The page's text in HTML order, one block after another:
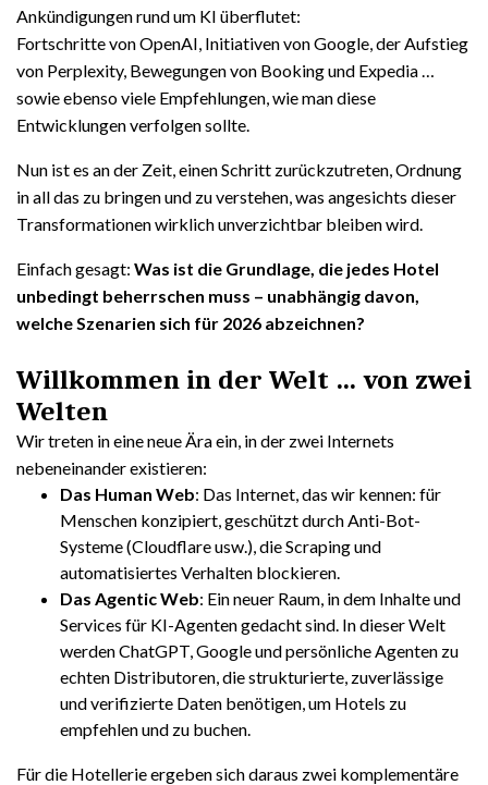
Ankündigungen rund um KI überflutet:
Fortschritte von OpenAI, Initiativen von Google, der Aufstieg
von Perplexity, Bewegungen von Booking und Expedia …
sowie ebenso viele Empfehlungen, wie man diese
Entwicklungen verfolgen sollte.
Nun ist es an der Zeit, einen Schritt zurückzutreten, Ordnung
in all das zu bringen und zu verstehen, was angesichts dieser
Transformationen wirklich unverzichtbar bleiben wird.
Einfach gesagt: Was ist die Grundlage, die jedes Hotel
unbedingt beherrschen muss – unabhängig davon,
welche Szenarien sich für 2026 abzeichnen?
Willkommen in der Welt … von zwei
Welten
Wir treten in eine neue Ära ein, in der zwei Internets
nebeneinander existieren:
Das Human Web: Das Internet, das wir kennen: für
Menschen konzipiert, geschützt durch Anti-Bot-
Systeme (Cloudflare usw.), die Scraping und
automatisiertes Verhalten blockieren.
Das Agentic Web: Ein neuer Raum, in dem Inhalte und
Services für KI-Agenten gedacht sind. In dieser Welt
werden ChatGPT, Google und persönliche Agenten zu
echten Distributoren, die strukturierte, zuverlässige
und verifizierte Daten benötigen, um Hotels zu
empfehlen und zu buchen.
Für die Hotellerie ergeben sich daraus zwei komplementäre